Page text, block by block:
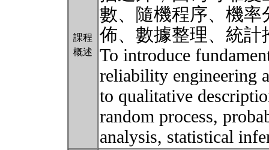
課程
概述
數、隨機程序、機率
佈、數據整理、統計
To introduce
reliability engineering
to qualitative
random process,
analysis, statistical